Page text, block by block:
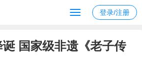
登录/注册
国家级非遗《老子传